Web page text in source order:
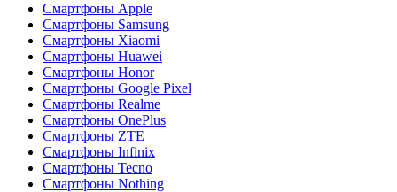
Смартфоны Apple
Смартфоны Samsung
Смартфоны Xiaomi
Смартфоны Huawei
Смартфоны Honor
Смартфоны Google Pixel
Смартфоны Realme
Смартфоны OnePlus
Смартфоны ZTE
Смартфоны Infinix
Смартфоны Tecno
Смартфоны Nothing